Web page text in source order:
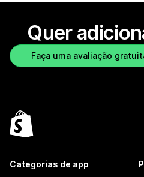
Quer
Faça uma avaliação
Categorias de app